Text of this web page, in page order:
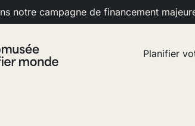
notre campagne de financement
Planifier